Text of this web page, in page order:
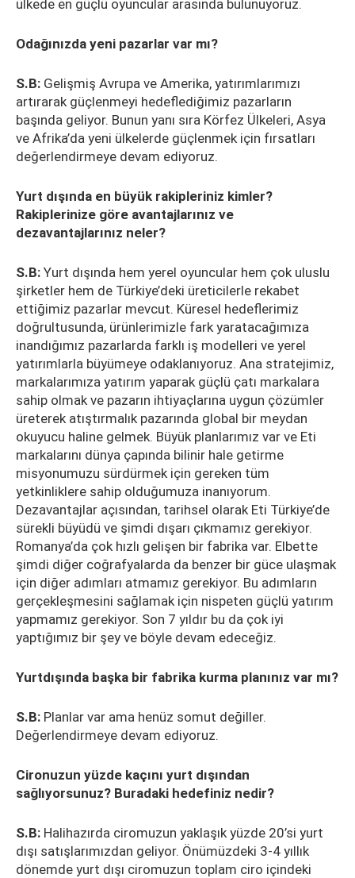
ülkede en güçlü oyuncular arasında bulunuyoruz.
Odağınızda yeni pazarlar var mı?
S.B: Gelişmiş Avrupa ve Amerika, yatırımlarımızı
artırarak güçlenmeyi hedeflediğimiz pazarların
başında geliyor. Bunun yanı sıra Körfez Ülkeleri, Asya
ve Afrika’da yeni ülkelerde güçlenmek için fırsatları
değerlendirmeye devam ediyoruz.
Yurt dışında en büyük rakipleriniz kimler?
Rakiplerinize göre avantajlarınız ve
dezavantajlarınız neler?
S.B: Yurt dışında hem yerel oyuncular hem çok uluslu
şirketler hem de Türkiye’deki üreticilerle rekabet
ettiğimiz pazarlar mevcut. Küresel hedeflerimiz
doğrultusunda, ürünlerimizle fark yaratacağımıza
inandığımız pazarlarda farklı iş modelleri ve yerel
yatırımlarla büyümeye odaklanıyoruz. Ana stratejimiz,
markalarımıza yatırım yaparak güçlü çatı markalara
sahip olmak ve pazarın ihtiyaçlarına uygun çözümler
üreterek atıştırmalık pazarında global bir meydan
okuyucu haline gelmek. Büyük planlarımız var ve Eti
markalarını dünya çapında bilinir hale getirme
misyonumuzu sürdürmek için gereken tüm
yetkinliklere sahip olduğumuza inanıyorum.
Dezavantajlar açısından, tarihsel olarak Eti Türkiye’de
sürekli büyüdü ve şimdi dışarı çıkmamız gerekiyor.
Romanya’da çok hızlı gelişen bir fabrika var. Elbette
şimdi diğer coğrafyalarda da benzer bir güce ulaşmak
için diğer adımları atmamız gerekiyor. Bu adımların
gerçekleşmesini sağlamak için nispeten güçlü yatırım
yapmamız gerekiyor. Son 7 yıldır bu da çok iyi
yaptığımız bir şey ve böyle devam edeceğiz.
Yurtdışında başka bir fabrika kurma planınız var mı?
S.B: Planlar var ama henüz somut değiller.
Değerlendirmeye devam ediyoruz.
Cironuzun yüzde kaçını yurt dışından
sağlıyorsunuz? Buradaki hedefiniz nedir?
S.B: Halihazırda ciromuzun yaklaşık yüzde 20’si yurt
dışı satışlarımızdan geliyor. Önümüzdeki 3-4 yıllık
dönemde yurt dışı ciromuzun toplam ciro içindeki